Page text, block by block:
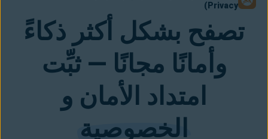
Privacy)
تصفح بشكل أكثر ذكاءً
وأمانًا مجانًا — ثبِّت
امتداد الأمان و
الخصوصية